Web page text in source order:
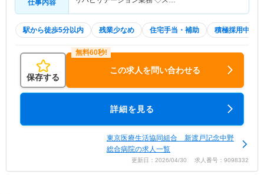
仕事内容
駅から徒歩5分以内 残業少なめ 住宅手当・補助 積極採用中
保存する
この求人を問い合わせる
詳細を見る
東京医療生活協同組合 新渡戸記念中野
総合病院の求人一覧
更新日：2026/04/30 求人番号：9098332